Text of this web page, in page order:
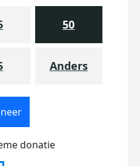
50
Anders
donatie